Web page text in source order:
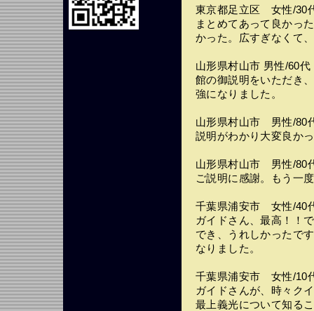
東京都足立区 女性/30
まとめてあって良かっ
かった。広すぎなくて
山形県村山市 男性/60代
館の御説明をいただき
強になりました。
山形県村山市 男性/80
説明がわかり大変良か
山形県村山市 男性/80
ご説明に感謝。もう一
千葉県浦安市 女性/40
ガイドさん、最高！！
でき、うれしかったで
なりました。
千葉県浦安市 女性/10
ガイドさんが、時々ク
最上義光について知る